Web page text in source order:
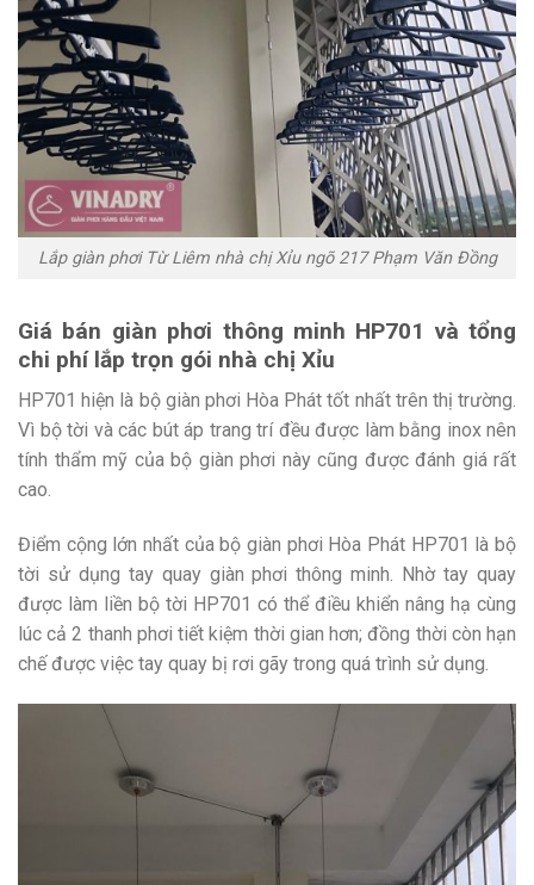
Lắp giàn phơi Từ Liêm nhà chị Xỉu ngõ 217 Phạm Văn Đồng
Giá bán giàn phơi thông minh HP701 và tổng
chi phí lắp trọn gói nhà chị Xỉu
HP701 hiện là bộ giàn phơi Hòa Phát tốt nhất trên thị trường.
Vì bộ tời và các bút áp trang trí đều được làm bằng inox nên
tính thẩm mỹ của bộ giàn phơi này cũng được đánh giá rất
cao.
Điểm cộng lớn nhất của bộ giàn phơi Hòa Phát HP701 là bộ
tời sử dụng tay quay giàn phơi thông minh. Nhờ tay quay
được làm liền bộ tời HP701 có thể điều khiển nâng hạ cùng
lúc cả 2 thanh phơi tiết kiệm thời gian hơn; đồng thời còn hạn
chế được việc tay quay bị rơi gãy trong quá trình sử dụng.